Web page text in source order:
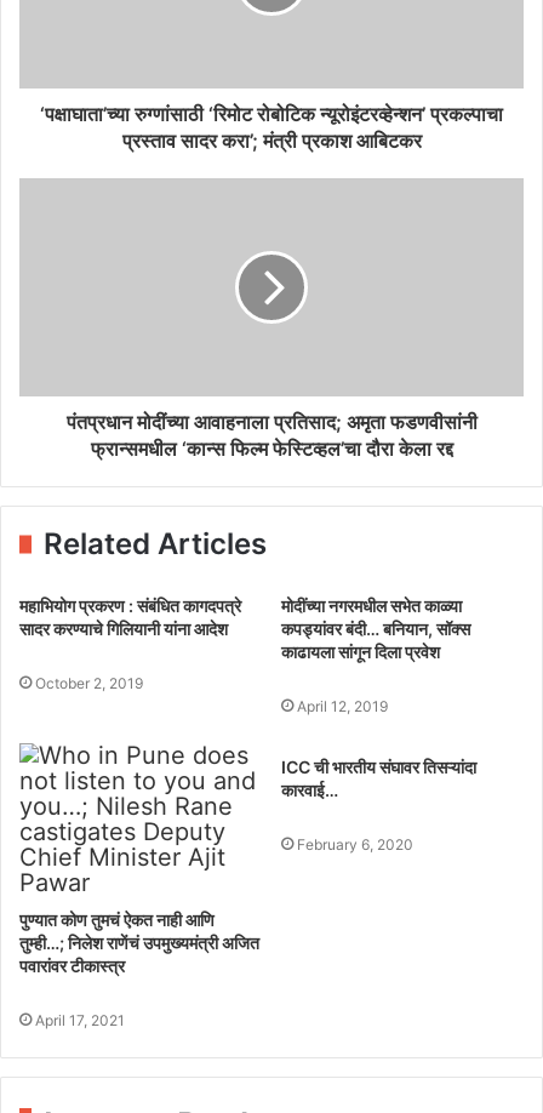
‘पक्षाघाता’च्या रुग्णांसाठी ‘रिमोट रोबोटिक न्यूरोइंटरव्हेन्शन’ प्रकल्पाचा
प्रस्ताव सादर करा’; मंत्री प्रकाश आबिटकर
पंतप्रधान मोदींच्या आवाहनाला प्रतिसाद; अमृता फडणवीसांनी
फ्रान्समधील ‘कान्स फिल्म फेस्टिव्हल’चा दौरा केला रद्द
Related Articles
महाभियोग प्रकरण : संबंधित कागदपत्रे
सादर करण्याचे गिलियानी यांना आदेश
October 2, 2019
मोदींच्या नगरमधील सभेत काळ्या
कपड्यांवर बंदी… बनियान, सॉक्स
काढायला सांगून दिला प्रवेश
April 12, 2019
पुण्यात कोण तुमचं ऐकत नाही आणि
तुम्ही…; निलेश राणेंचं उपमुख्यमंत्री अजित
पवारांवर टीकास्त्र
April 17, 2021
ICC ची भारतीय संघावर तिसऱ्यांदा
कारवाई…
February 6, 2020